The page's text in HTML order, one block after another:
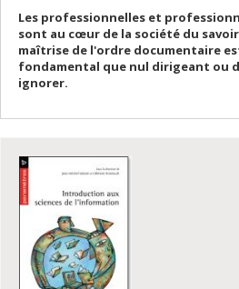
Les professionnelles et
sont au cœur de la société du
maîtrise de l'ordre documentaire
fondamental que nul dirigeant ou
ignorer.